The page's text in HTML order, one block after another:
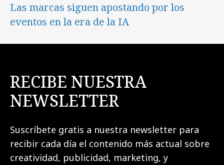
Las marcas siguen apostando por los
eventos en la era de la IA
RECIBE NUESTRA
NEWSLETTER
Suscríbete gratis a nuestra newsletter para
recibir cada día el contenido más actual sobre
creatividad, publicidad, marketing, y